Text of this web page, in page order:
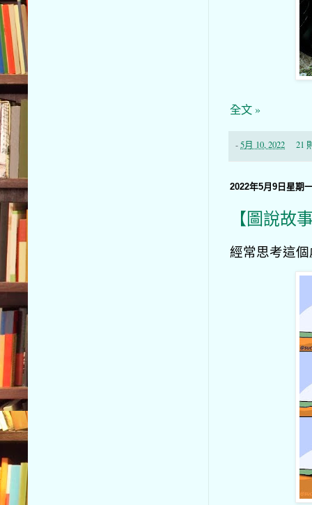
全文 »
-5月 10, 2022 21
2022年5月9日星期
【圖說故
經常思考這